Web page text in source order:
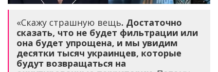
«Скажу страшную вещь. Достаточно
сказать, что не будет фильтрации или
она будет упрощена, и мы увидим
десятки тысяч украинцев, которые
будут возвращаться на